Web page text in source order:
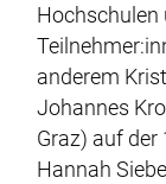
Hochschulen
anderem
Johannes
Graz) auf der
Hannah